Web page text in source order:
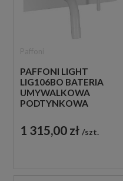
PAFFONI LIGHT
LIG106BO BATERIA
UMYWALKOWA
PODTYNKOWA
BIAŁA
1 315,00 zł szt.